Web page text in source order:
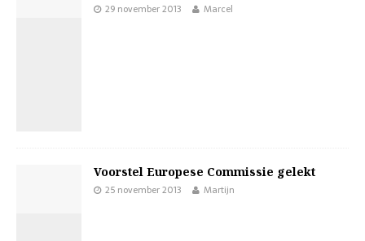
29 november 2013 Marcel
Voorstel Europese Commissie gelekt
25 november 2013 Martijn